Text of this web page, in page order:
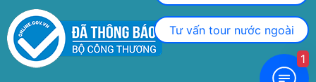
Tư vấn tour nước ngoài
1